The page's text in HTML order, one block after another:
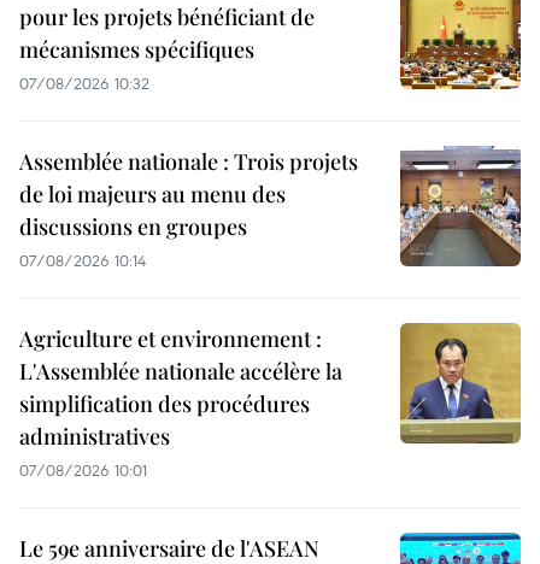
pour les projets bénéficiant de
mécanismes spécifiques
07/08/2026 10:32
Assemblée nationale : Trois projets
de loi majeurs au menu des
discussions en groupes
07/08/2026 10:14
Agriculture et environnement :
L'Assemblée nationale accélère la
simplification des procédures
administratives
07/08/2026 10:01
Le 59e anniversaire de l'ASEAN